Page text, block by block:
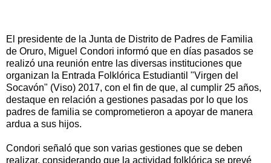
El presidente de la Junta de Distrito de Padres de Familia
de Oruro, Miguel Condori informó que en días pasados se
realizó una reunión entre las diversas instituciones que
organizan la Entrada Folklórica Estudiantil "Virgen del
Socavón" (Viso) 2017, con el fin de que, al cumplir 25 años,
destaque en relación a gestiones pasadas por lo que los
padres de familia se comprometieron a apoyar de manera
ardua a sus hijos.
Condori señaló que son varias gestiones que se deben
realizar, considerando que la actividad folklórica se prevé